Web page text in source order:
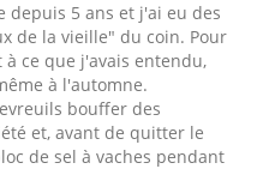
depuis 5 ans et j'ai eu des
de la vieille" du coin. Pour
ce que j'avais entendu,
à l'automne.
bouffer des
et, avant de quitter le
de sel à vaches pendant